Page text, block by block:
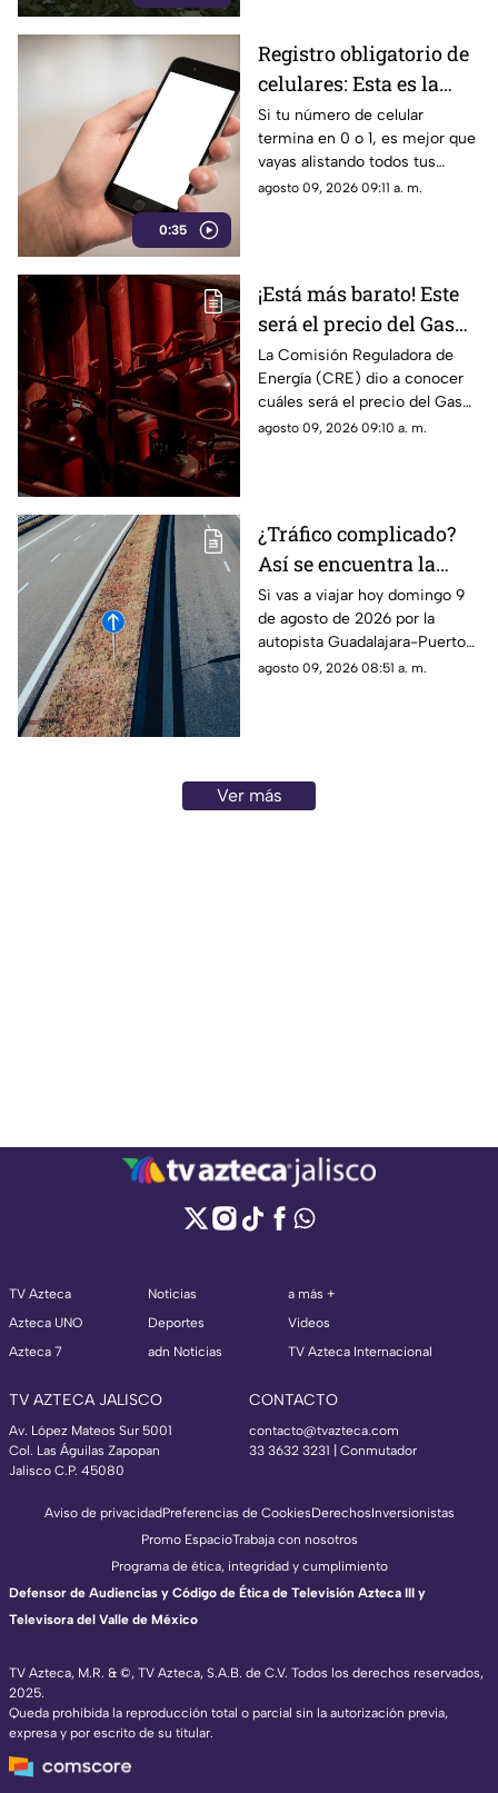
0:35
Registro obligatorio de
celulares: Esta es la
fecha límite si tu
número termina en 0 o
1
Si tu número de celular
termina en 0 o 1, es mejor que
vayas alistando todos tus
documentos, ya que la fecha
agosto 09, 2026 09:11 a. m.
¡Está más barato! Este
será el precio del Gas
LP en Jalisco del 09 al
15 de agosto de 2026
La Comisión Reguladora de
Energía (CRE) dio a conocer
cuáles será el precio del Gas
LP de la semana del 09 al 15 de
agosto 09, 2026 09:10 a. m.
¿Tráfico complicado?
Así se encuentra la
autopista Guadalajara-
Puerto Vallarta HOY
Si vas a viajar hoy domingo 9
de agosto de 2026 por la
autopista Guadalajara-Puerto
Vallarta, te presentamos la
agosto 09, 2026 08:51 a. m.
Ver más
TV Azteca
Azteca UNO
Azteca 7
Noticias
Deportes
adn Noticias
a más +
Videos
TV Azteca Internacional
TV AZTECA JALISCO
Av. López Mateos Sur 5001
Col. Las Águilas Zapopan
Jalisco C.P. 45080
CONTACTO
contacto@tvazteca.com
33 3632 3231 | Conmutador
TV Azteca, M.R. & ©, TV Azteca, S.A.B. de C.V. Todos los derechos reservados,
2025.
Queda prohibida la reproducción total o parcial sin la autorización previa,
expresa y por escrito de su titular.
Aviso de privacidadPreferencias de CookiesDerechosInversionistas
Promo EspacioTrabaja con nosotros
Programa de ética, integridad y cumplimiento
Defensor de Audiencias y Código de Ética de Televisión Azteca III y
Televisora del Valle de México